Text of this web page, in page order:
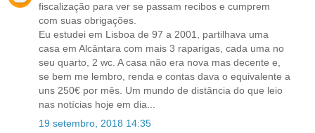
fiscalização para ver se passam recibos e cumprem
com suas obrigações.
Eu estudei em Lisboa de 97 a 2001, partilhava uma
casa em Alcântara com mais 3 raparigas, cada uma no
seu quarto, 2 wc. A casa não era nova mas decente e,
se bem me lembro, renda e contas dava o equivalente a
uns 250€ por mês. Um mundo de distância do que leio
nas notícias hoje em dia...
19 setembro, 2018 14:35